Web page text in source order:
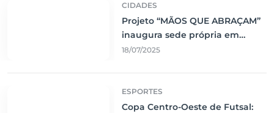
CIDADES
Projeto “MÃOS QUE ABRAÇAM”
inaugura sede própria em
Corumbá
18/07/2025
ESPORTES
Copa Centro-Oeste de Futsal: